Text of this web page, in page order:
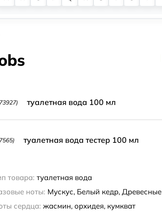
туалетная вода 100 мл
туалетная вода тестер 100 мл
товара: туалетная вода
ноты: Мускус, Белый кедр,
сердца: жасмин, орхидея, кумкват